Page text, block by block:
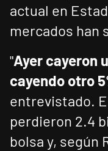
actual en
mercados han
"Ayer cayeron
cayendo otro
entrevistado.
perdieron 2.4
bolsa y, según